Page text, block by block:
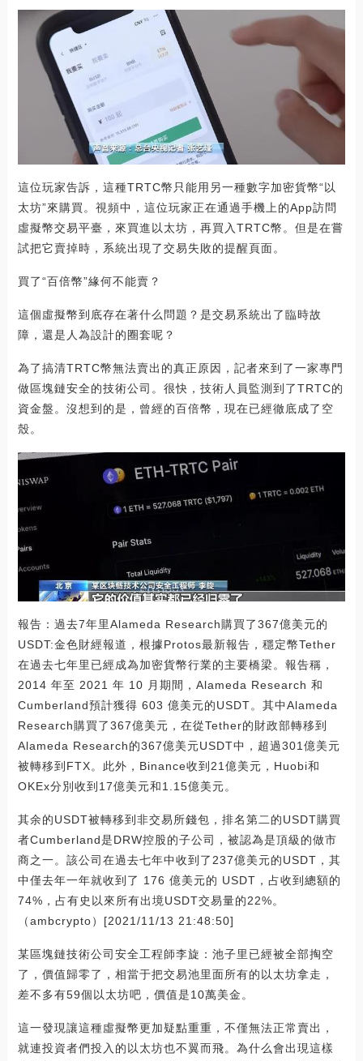
這位玩家告訴，這種TRTC幣只能用另一種數字加密貨幣“以
太坊”來購買。視頻中，這位玩家正在通過手機上的App訪問
虛擬幣交易平臺，來買進以太坊，再買入TRTC幣。但是在嘗
試把它賣掉時，系統出現了交易失敗的提醒頁面。
買了“百倍幣”緣何不能賣？
這個虛擬幣到底存在著什么問題？是交易系統出了臨時故
障，還是人為設計的圈套呢？
為了搞清TRTC幣無法賣出的真正原因，記者來到了一家專門
做區塊鏈安全的技術公司。很快，技術人員監測到了TRTC的
資金盤。沒想到的是，曾經的百倍幣，現在已經徹底成了空
殼。
報告：過去7年里Alameda Research購買了367億美元的
USDT:金色財經報道，根據Protos最新報告，穩定幣Tether
在過去七年里已經成為加密貨幣行業的主要橋梁。報告稱，
2014 年至 2021 年 10 月期間，Alameda Research 和
Cumberland預計獲得 603 億美元的USDT。其中Alameda
Research購買了367億美元，在從Tether的財政部轉移到
Alameda Research的367億美元USDT中，超過301億美元
被轉移到FTX。此外，Binance收到21億美元，Huobi和
OKEx分別收到17億美元和1.15億美元。
其余的USDT被轉移到非交易所錢包，排名第二的USDT購買
者Cumberland是DRW控股的子公司，被認為是頂級的做市
商之一。該公司在過去七年中收到了237億美元的USDT，其
中僅去年一年就收到了 176 億美元的 USDT，占收到總額的
74%，占有史以來所有出境USDT交易量的22%。
（ambcrypto）[2021/11/13 21:48:50]
某區塊鏈技術公司安全工程師李旋：池子里已經被全部掏空
了，價值歸零了，相當于把交易池里面所有的以太坊拿走，
差不多有59個以太坊吧，價值是10萬美金。
這一發現讓這種虛擬幣更加疑點重重，不僅無法正常賣出，
就連投資者們投入的以太坊也不翼而飛。為什么會出現這樣